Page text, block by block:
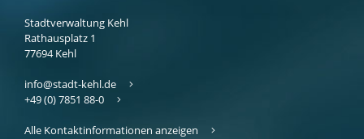
Stadtverwaltung Kehl
Rathausplatz 1
77694 Kehl
info@stadt-kehl.de
+49 (0) 7851 88-0
Alle Kontaktinformationen anzeigen